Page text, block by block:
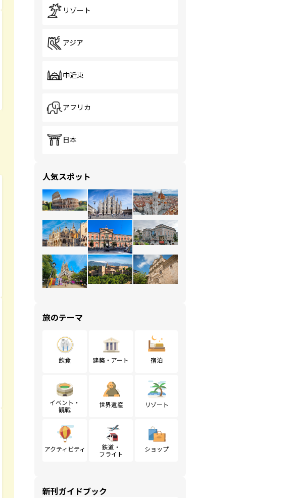
リゾート
アジア
中近東
アフリカ
日本
人気スポット
旅のテーマ
飲食 建築・アート 宿泊
イベント・
観戦
世界遺産 リゾート
アクティビティ
鉄道・
フライト
ショップ
新刊ガイドブック